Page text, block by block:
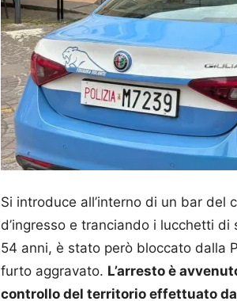
Si introduce all’interno di un bar
d’ingresso e tranciando i lucchetti
54 anni, è stato però bloccato dalla
furto aggravato. L’arresto è
controllo del territorio effettuato